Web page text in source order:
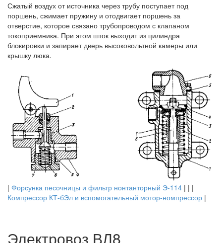
Сжатый воздух от источника через трубу поступает под
поршень, сжимает пружину и отодвигает поршень за
отверстие, которое связано трубопроводом с клапаном
токоприемника. При этом шток выходит из цилиндра
блокировки и запирает дверь высоковольтной камеры или
крышку люка.
| Форсунка песочницы и фильтр нонтанторный Э-114 | | |
Компрессор КТ-бЭл и вспомогательный мотор-номпрессор |
Электровоз ВЛ8